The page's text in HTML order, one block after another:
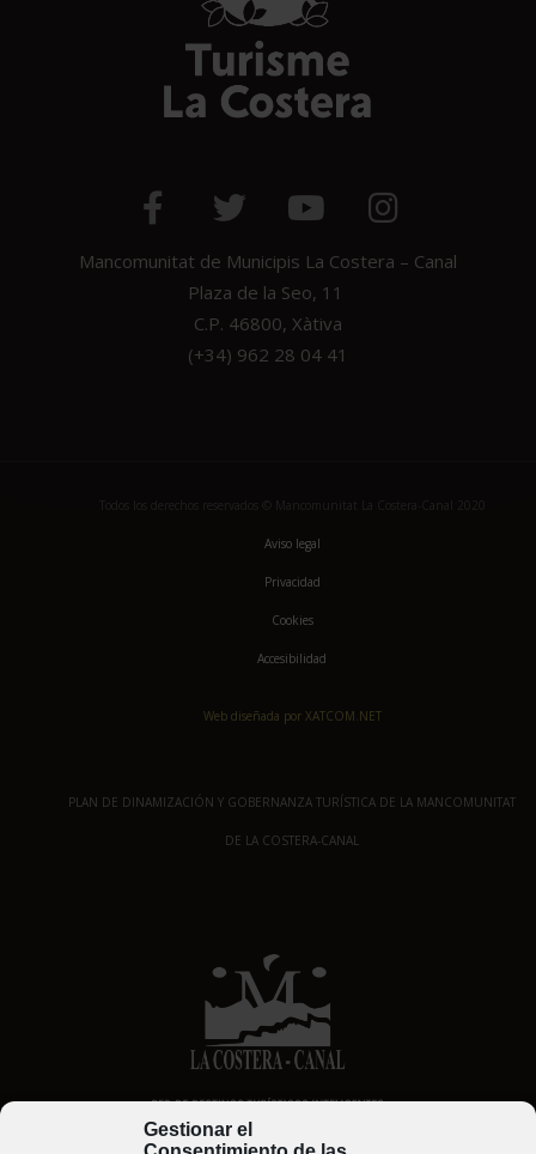
Gestionar el
Mancomunitat de Municipis La Costera – Canal
Plaza de la Seo, 11
C.P. 46800, Xàtiva
(+34) 962 28 04 41
Aviso legal
Privacidad
Cookies
Accesibilidad
Web diseñada por XATCOM.NET
PLAN DE DINAMIZACIÓN Y GOBERNANZA TURÍSTICA DE LA MANCOMUNITAT
DE LA COSTERA-CANAL